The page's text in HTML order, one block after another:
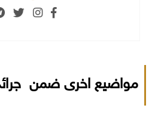
مواضيع اخرى ضمن جرائد